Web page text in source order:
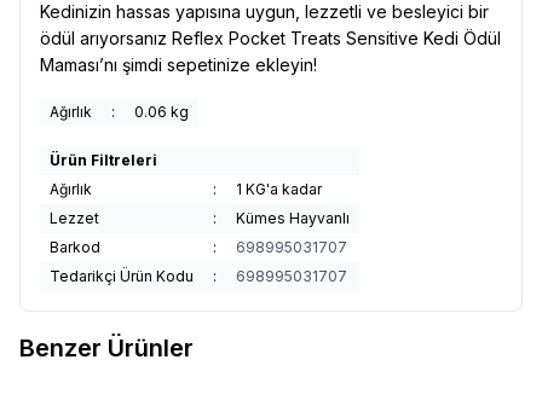
Kedinizin hassas yapısına uygun, lezzetli ve besleyici bir
ödül arıyorsanız Reflex Pocket Treats Sensitive Kedi Ödül
Maması’nı şimdi sepetinize ekleyin!
Ağırlık : 0.06 kg
Ürün Filtreleri
Ağırlık
:
1 KG'a kadar
Lezzet
:
Kümes Hayvanlı
Barkod
:
698995031707
Tedarikçi Ürün Kodu
: 698995031707
Benzer Ürünler